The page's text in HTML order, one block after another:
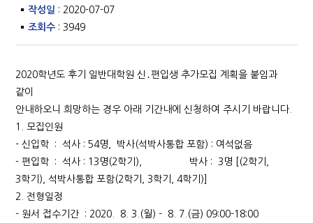
작성일 : 2020-07-07
조회수 : 3949
2020학년도 후기 일반대학원 신․편입생 추가모집 계획을 붙임과
같이
안내하오니 희망하는 경우 아래 기간내에 신청하여 주시기 바랍니다.
1. 모집인원
- 신입학 : 석사 : 54명, 박사(석박사통합 포함) : 여석없음
- 편입학 : 석사 : 13명(2학기), 박사 : 3명 [(2학기,
3학기), 석박사통합 포함(2학기, 3학기, 4학기)]
2. 전형일정
- 원서 접수기간 : 2020. 8. 3.(월) - 8. 7.(금) 09:00-18:00